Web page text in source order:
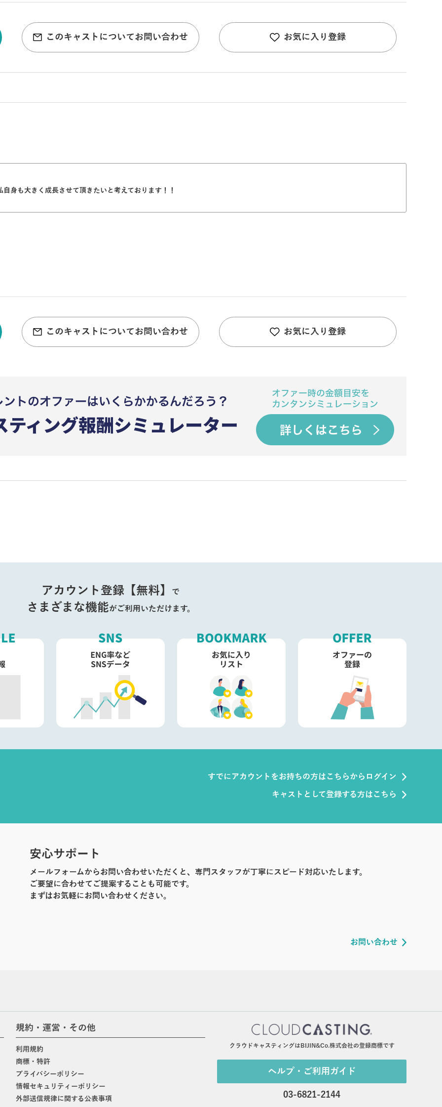
このキャストについてお問い合わせ お気に入り登録
身も大きく成長させて頂きたいと考えております！！
このキャストについてお問い合わせ お気に入り登録
アカウント登録【無料】 で
さまざまな機能がご利用いただけます。
すでにアカウントをお持ちの方はこちらからログイン
キャストとして登録する方はこちら
安心サポート
メールフォームからお問い合わせいただくと、専門スタッフが丁寧にスピード対応いたします。
ご要望に合わせてご提案することも可能です。
まずはお気軽にお問い合わせください。
お問い合わせ
規約・運営・その他
利用規約
商標・特許
プライバシーポリシー
情報セキュリティーポリシー
外部送信規律に関する公表事項
クラウドキャスティングはBIJIN&Co.株式会社の登録商標です
ヘルプ・ご利用ガイド
03-6821-2144